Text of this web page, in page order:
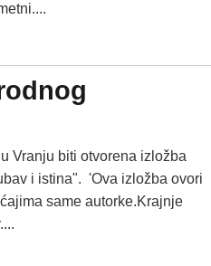
Vranju biti otvorena izložba
i istina". 'Ova izložba ovori
same autorke.Krajnje